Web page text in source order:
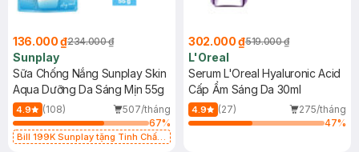
136.000 ₫234.000 ₫
Sunplay
Sữa Chống Nắng Sunplay Skin
Aqua Dưỡng Da Sáng Mịn 55g
4.9 (108)
507/tháng
67%
Bill 199K Sunplay tặng Tinh Chất
302.000 ₫519.000 ₫
L'Oreal
Serum L'Oreal Hyaluronic Acid
Cấp Ẩm Sáng Da 30ml
4.9 (27)
275/tháng
47%